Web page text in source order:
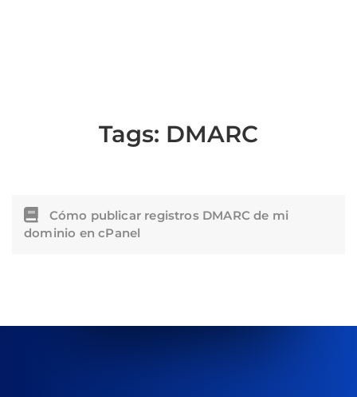
Tags: DMARC
Cómo publicar registros DMARC de mi
dominio en cPanel